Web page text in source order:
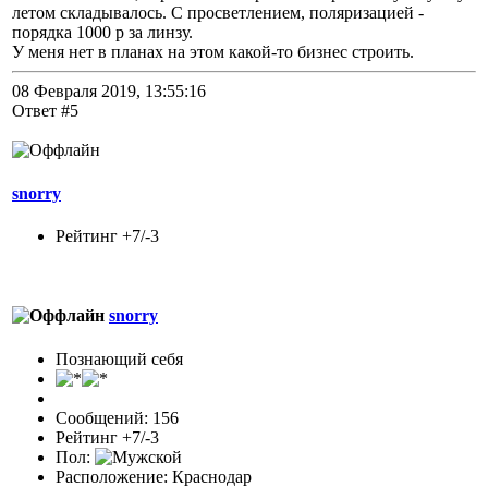
летом складывалось. С просветлением, поляризацией -
порядка 1000 р за линзу.
У меня нет в планах на этом какой-то бизнес строить.
08 Февраля 2019, 13:55:16
Ответ #5
snorry
Рейтинг +7/-3
snorry
Познающий себя
Сообщений: 156
Рейтинг +7/-3
Пол:
Расположение: Краснодар